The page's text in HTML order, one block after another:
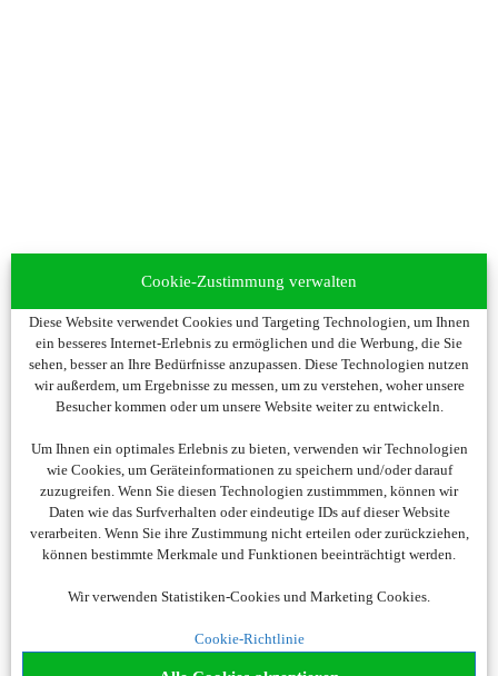
Cookie-Zustimmung verwalten
Diese Website verwendet Cookies und Targeting Technologien, um Ihnen
ein besseres Internet-Erlebnis zu ermöglichen und die Werbung, die Sie
sehen, besser an Ihre Bedürfnisse anzupassen. Diese Technologien nutzen
wir außerdem, um Ergebnisse zu messen, um zu verstehen, woher unsere
Besucher kommen oder um unsere Website weiter zu entwickeln.
Um Ihnen ein optimales Erlebnis zu bieten, verwenden wir Technologien
wie Cookies, um Geräteinformationen zu speichern und/oder darauf
zuzugreifen. Wenn Sie diesen Technologien zustimmmen, können wir
Daten wie das Surfverhalten oder eindeutige IDs auf dieser Website
verarbeiten. Wenn Sie ihre Zustimmung nicht erteilen oder zurückziehen,
können bestimmte Merkmale und Funktionen beeinträchtigt werden.
Wir verwenden Statistiken-Cookies und Marketing Cookies.
Cookie-Richtlinie